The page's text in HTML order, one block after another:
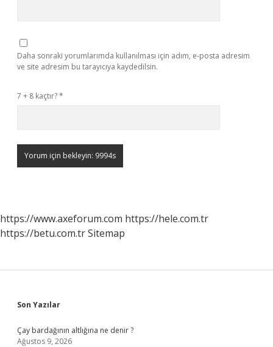
Daha sonraki yorumlarımda kullanılması için adım, e-posta adresim
ve site adresim bu tarayıcıya kaydedilsin.
7 + 8 kaçtır?*
https://www.axeforum.com https://hele.com.tr
https://betu.com.trSitemap
Sidebar
Son Yazılar
Çay bardağının altlığına ne denir ?
Ağustos 9, 2026